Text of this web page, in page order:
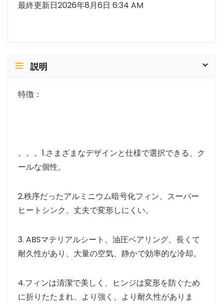
最終更新日2026年8月6日 6:34 AM
説明
特徴：
。。。1.さまざまなデザインと仕様で選択できる、ク
ールな個性。
2.秩序だったアルミニウム暗号化フィン、スーパー
ヒートシンク、丈夫で変形しにくい。
3. ABSマテリアルシート、油圧ベアリング、長くて
耐久性があり、大量の空気、静かで効率的な冷却。
4.フィンは清潔で美しく、ヒンジは変形を防ぐため
に折りたたまれ、より強く、より耐久性がありま